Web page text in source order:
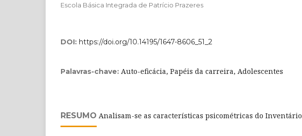
Escola Básica Integrada de Patrício Prazeres
DOI: https://doi.org/10.14195/1647-8606_51_2
Palavras-chave: Auto-eficácia, Papéis da carreira, Adolescentes
RESUMO Analisam-se as características psicométricas do Inventário